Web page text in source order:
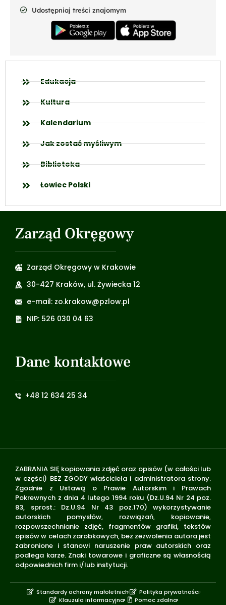
Udostępniaj treści znajomym
Edukacja
Kultura
Kalendarium
Jak zostać myśliwym
Biblioteka
Łowiec Polski
Zarząd Okręgowy
Zarząd Okręgowy w Krakowie
30-427 Kraków, ul. Żywiecka 12
e-mail: zo.krakow@pzlow.pl
NIP: 526 030 04 63
Dane kontaktowe
+48 12 634 25 34
ZABRANIA SIĘ kopiowania zdjęć oraz opisów (w całości lub
w części) BEZ ZGODY właściciela i administratora strony.
Zgodnie z Ustawą o Prawie Autorskim i Prawach
Pokrewnych z dnia 4 lutego 1994 roku (Dz.U.94 Nr 24 poz.
83, sprost.: Dz.U.94 Nr 43 poz.170) wykorzystywanie
autorskich pomysłów, rozwiązań, kopiowanie,
rozpowszechnianie zdjęć, fragmentów grafiki, tekstów
opisów w celach zarobkowych, bez zezwolenia autora jest
zabronione i stanowi naruszenie praw autorskich oraz
podlega karze. Znaki towarowe i graficzne są własnością
odpowiednich firm i/lub instytucji.
Standardy ochrony małoletnich
Polityka prywatności
Klauzula informacyjna
Pomoc zdalna